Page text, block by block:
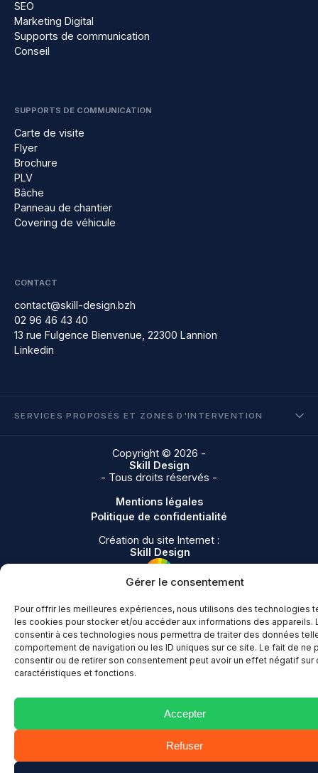
Gérer le consentement
Pour offrir les meilleures expériences, nous utilisons des technologies
les cookies pour stocker et/ou accéder aux informations des appareils.
consentir à ces technologies nous permettra de traiter des données
comportement de navigation ou les ID uniques sur ce site. Le fait de ne
consentir ou de retirer son consentement peut avoir un effet négatif sur
caractéristiques et fonctions.
Accepter
Refuser
SEO
Marketing Digital
Supports de communication
Conseil
SUPPORTS DE COMMUNICATION
Carte de visite
Flyer
Brochure
PLV
Bâche
Panneau de chantier
Covering de véhicule
CONTACT
contact@skill-design.bzh
02 96 46 43 40
13 rue Fulgence Bienvenue, 22300 Lannion
Linkedin
SERVICES PROPOSÉS ET ZONES D'INTERVENTION
Création de site Internet à Lannion
Création de site Internet à Paimpol
Création de site Internet à Trégastel
Création de site internet à Tréguier
Copyright © 2026 -
Skill Design
- Tous droits réservés -
Mentions légales
Politique de confidentialité
Création du site Internet :
Skill Design